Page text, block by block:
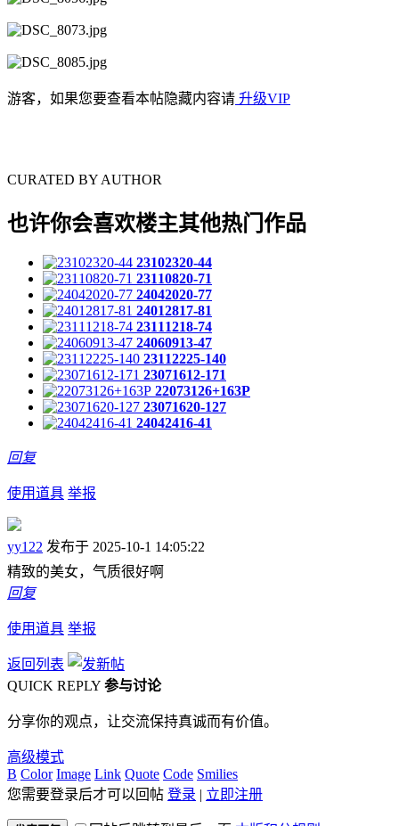
游客，如果您要查看本帖隐藏内容请 升级VIP
CURATED BY AUTHOR
也许你会喜欢楼主其他热门作品
23102320-44
23110820-71
24042020-77
24012817-81
23111218-74
24060913-47
23112225-140
23071612-171
22073126+163P
23071620-127
24042416-41
回复
使用道具 举报
yy122 发布于 2025-10-1 14:05:22
精致的美女，气质很好啊
回复
使用道具 举报
返回列表
QUICK REPLY 参与讨论
分享你的观点，让交流保持真诚而有价值。
高级模式
B Color Image Link Quote Code Smilies
您需要登录后才可以回帖 登录 | 立即注册